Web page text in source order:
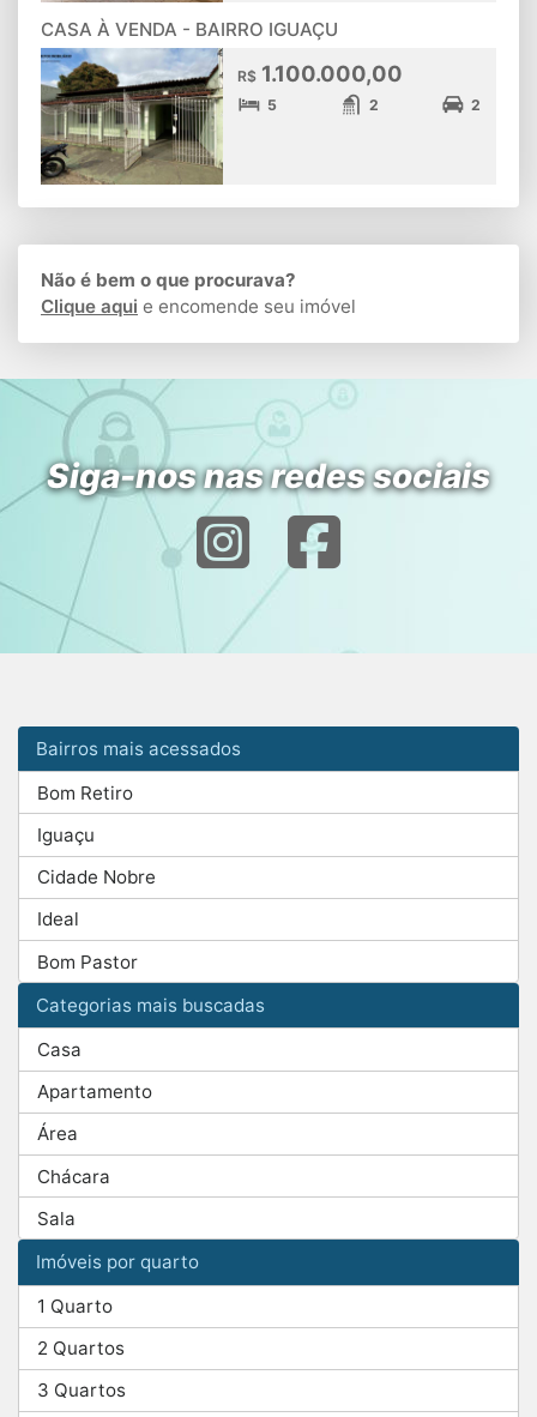
CASA À VENDA - BAIRRO IGUAÇU
R$ 1.100.000,00
5 2 2
Não é bem o que procurava?
Clique aqui e encomende seu imóvel
Siga-nos nas redes sociais
Bairros mais acessados
Bom Retiro
Iguaçu
Cidade Nobre
Ideal
Bom Pastor
Categorias mais buscadas
Casa
Apartamento
Área
Chácara
Sala
Imóveis por quarto
1 Quarto
2 Quartos
3 Quartos